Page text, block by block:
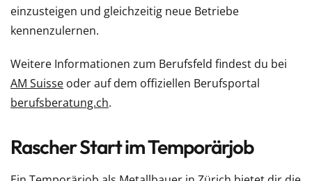
einzusteigen und gleichzeitig neue Betriebe
kennenzulernen.
Weitere Informationen zum Berufsfeld findest du bei
AM Suisse oder auf dem offiziellen Berufsportal
berufsberatung.ch.
Rascher Start im Temporärjob